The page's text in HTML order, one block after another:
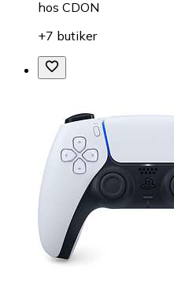
hos CDON
+7 butiker